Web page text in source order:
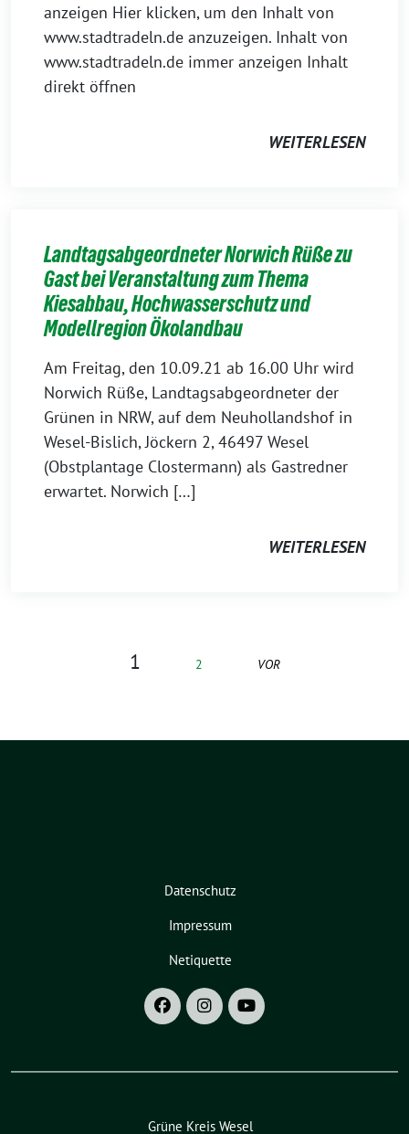
anzeigen Hier klicken, um den Inhalt von
www.stadtradeln.de anzuzeigen. Inhalt von
www.stadtradeln.de immer anzeigen Inhalt
direkt öffnen
WEITERLESEN
Landtagsabgeordneter Norwich Rüße zu
Gast bei Veranstaltung zum Thema
Kiesabbau, Hochwasserschutz und
Modellregion Ökolandbau
Am Freitag, den 10.09.21 ab 16.00 Uhr wird
Norwich Rüße, Landtagsabgeordneter der
Grünen in NRW, auf dem Neuhollandshof in
Wesel-Bislich, Jöckern 2, 46497 Wesel
(Obstplantage Clostermann) als Gastredner
erwartet. Norwich […]
WEITERLESEN
1 2 VOR
Datenschutz
Impressum
Netiquette
Grüne Kreis Wesel